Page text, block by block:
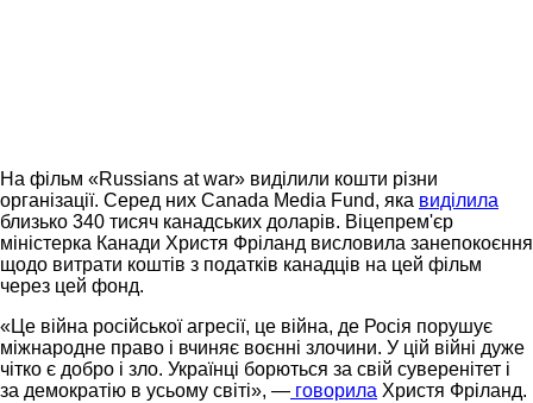
На фільм «Russians at war» виділили кошти різни
організації. Серед них Canada Media Fund, яка виділила
близько 340 тисяч канадських доларів. Віцепрем'єр
міністерка Канади Христя Фріланд висловила занепокоєння
щодо витрати коштів з податків канадців на цей фільм
через цей фонд.
«Це війна російської агресії, це війна, де Росія порушує
міжнародне право і вчиняє воєнні злочини. У цій війні дуже
чітко є добро і зло. Українці борються за свій суверенітет і
за демократію в усьому світі», — говорила Христя Фріланд.